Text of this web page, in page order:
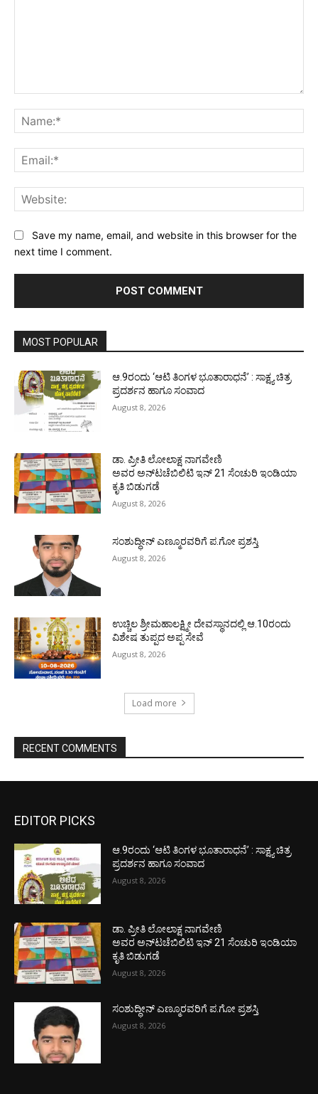
Save my name, email, and website in this browser for the
next time I comment.
MOST POPULAR
ಆ.9ರಂದು ‘ಆಟಿ ತಿಂಗಳ ಭೂತಾರಾಧನೆ’ : ಸಾಕ್ಷ್ಯ ಚಿತ್ರ
ಪ್ರದರ್ಶನ ಹಾಗೂ ಸಂವಾದ
August 8, 2026
ಡಾ. ಪ್ರೀತಿ ಲೋಲಾಕ್ಷ ನಾಗವೇಣಿ
ಅವರ ಅನ್‌ಟಚೆಬಿಲಿಟಿ ಇನ್ 21 ಸೆಂಚುರಿ ಇಂಡಿಯಾ
ಕೃತಿ ಬಿಡುಗಡೆ
August 8, 2026
ಸಂಶುದ್ಧೀನ್ ಎಣ್ಮೂರವರಿಗೆ ಪ.ಗೋ ಪ್ರಶಸ್ತಿ
August 8, 2026
ಉಚ್ಚಿಲ ಶ್ರೀಮಹಾಲಕ್ಷ್ಮೀ ದೇವಸ್ಥಾನದಲ್ಲಿ ಆ.10ರಂದು
ವಿಶೇಷ ತುಪ್ಪದ ಅಪ್ಪ ಸೇವೆ
August 8, 2026
Load more
RECENT COMMENTS
EDITOR PICKS
ಆ.9ರಂದು ‘ಆಟಿ ತಿಂಗಳ ಭೂತಾರಾಧನೆ’ : ಸಾಕ್ಷ್ಯ ಚಿತ್ರ
ಪ್ರದರ್ಶನ ಹಾಗೂ ಸಂವಾದ
August 8, 2026
ಡಾ. ಪ್ರೀತಿ ಲೋಲಾಕ್ಷ ನಾಗವೇಣಿ
ಅವರ ಅನ್‌ಟಚೆಬಿಲಿಟಿ ಇನ್ 21 ಸೆಂಚುರಿ ಇಂಡಿಯಾ
ಕೃತಿ ಬಿಡುಗಡೆ
August 8, 2026
ಸಂಶುದ್ಧೀನ್ ಎಣ್ಮೂರವರಿಗೆ ಪ.ಗೋ ಪ್ರಶಸ್ತಿ
August 8, 2026